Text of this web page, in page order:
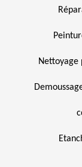
Nettoyage